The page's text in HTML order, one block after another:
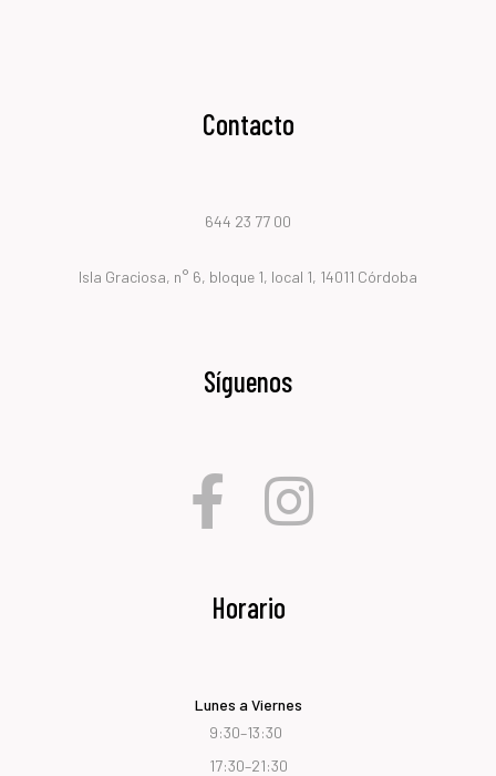
Contacto
644 23 77 00
Isla Graciosa, n° 6, bloque 1, local 1, 14011 Córdoba
Síguenos
Horario
Lunes a Viernes
9:30–13:30
17:30–21:30